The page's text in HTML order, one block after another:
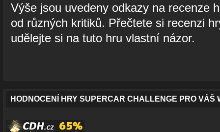
Výše jsou uvedeny odkazy na recenze
od různých kritiků. Přečtete si recenzi
udělejte si na tuto hru vlastní názor.
HODNOCENÍ HRY SUPERCAR CHALLENGE PRO VÁŠ